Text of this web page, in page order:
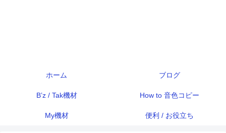
ホーム ブログ
B’z / Tak機材 How to 音色コピー
My機材 便利 / お役立ち